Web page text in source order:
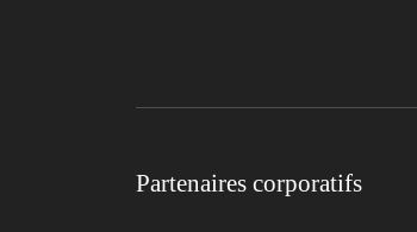
Partenaires corporatifs